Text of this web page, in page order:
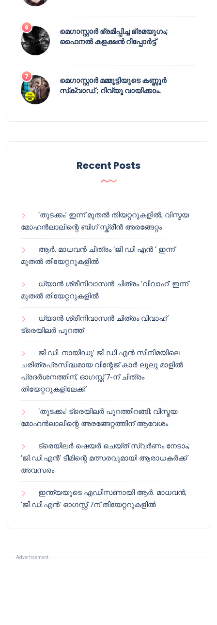
മെഗാസ്റ്റാർ ഭ്രമിപ്പിച്ച ഭ്രമയുഗം;
ഫൈനൽ കളക്ഷൻ റിപ്പോർട്ട്
മെഗാസ്റ്റാർ മമ്മൂട്ടിയുടെ കണ്ണൂർ
സ്‌ക്വാഡ് ; റിവ്യൂ വായിക്കാം.
Recent Posts
‘തുടക്കം’ ഇന്ന് മുതൽ തിയറ്ററുകളിൽ; വിസ്മയ
മോഹൻലാലിന്റെ ബിഗ് സ്ക്രീൻ അരങ്ങേറ്റം
ആർ. മാധവൻ ചിത്രം ‘ജി ഡി എൻ ‘ ഇന്ന്
മുതൽ തിയേറ്ററുകളിൽ
ധ്യാൻ ശ്രീനിവാസൻ ചിത്രം ‘വിവാഹ്’ ഇന്ന്
മുതൽ തിയേറ്ററുകളിൽ
ധ്യാൻ ശ്രീനിവാസൻ ചിത്രം വിവാഹ്
ട്രെയിലർ പുറത്ത്
ജി.ഡി. നായിഡു’ ജി ഡി എൻ സിനിമയിലെ
ചരിത്രപ്രസിദ്ധമായ വിന്റേജ് കാർ ലുലു മാളിൽ
പ്രദർശനത്തിന്; ഓഗസ്റ്റ് 7-ന് ചിത്രം
തിയേറ്ററുകളിലേക്ക്
‘തുടക്കം’ ട്രെയിലർ പുറത്തിറങ്ങി; വിസ്മയ
മോഹൻലാലിന്റെ അരങ്ങേറ്റത്തിന് ആവേശം
ട്രെയിലർ ഷെയർ ചെയ്‌ത് സ്വർണം നേടാം;
‘ജി.ഡി.എൻ’ ടീമിന്റെ മത്സരവുമായി ആരാധകർക്ക്
അവസരം
ഇന്ത്യയുടെ എഡിസണായി ആർ. മാധവൻ;
‘ജി.ഡി.എൻ’ ഓഗസ്റ്റ് 7ന് തിയേറ്ററുകളിൽ
Advertisement